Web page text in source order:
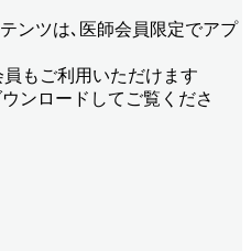
ンツは､医師会員限定でアプ
もご利用いただけます
ンロードしてご覧くださ